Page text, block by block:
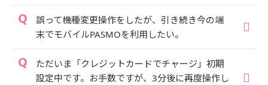
誤って機種変更操作をしたが、引き続き今の端
末でモバイルPASMOを利用したい。
ただいま「クレジットカードでチャージ」初期
設定中です。お手数ですが、3分後に再度操作し